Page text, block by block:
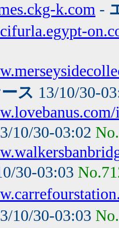
k.com -
ス 13/10/30-
10/30-03:02
30-03:03
10/30-03:03